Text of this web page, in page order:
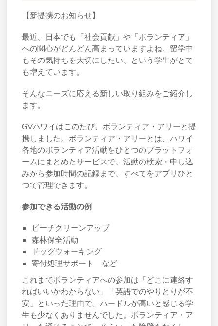
【新提携のお知らせ】
最近、日本でも「社会貢献」や「ボランティア」
への関心がどんどん高まっていますよね。留学中
もその気持ちを大切にしたい、という学生がとて
も増えています。
そんなニーズに応える新しい取り組みをご紹介し
ます。
GVハワイはこのたび、ボランティア・アリーと提
携しました。ボランティア・アリーとは、ハワイ
各地のボランティア活動をひとつのプラットフォ
ームにまとめたサービスで、活動の検索・申し込
みから参加時間の記録まで、すべてをアプリひと
つで管理できます。
参加できる活動の例
ビーチクリーンアップ
森林保全活動
ドッグウォーキング
寄付処理サポート など
これまでボランティアへの参加は「どこに連絡す
ればいいかわからない」「英語でのやりとりが不
安」といった理由で、ハードルが高いと感じる学
生も少なくありませんでした。ボランティア・ア